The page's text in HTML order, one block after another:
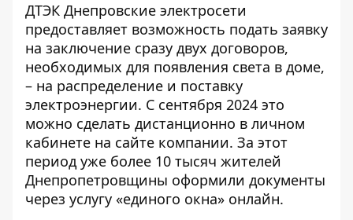
ДТЭК Днепровские электросети
предоставляет возможность подать заявку
на заключение сразу двух договоров,
необходимых для появления света в доме,
– на распределение и поставку
электроэнергии. С сентября 2024 это
можно сделать дистанционно в личном
кабинете на сайте компании. За этот
период уже более 10 тысяч жителей
Днепропетровщины оформили документы
через услугу «единого окна» онлайн.